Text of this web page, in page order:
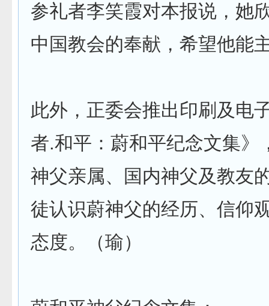
参礼者李笑霞对本报说，她
中国教会的奉献，希望他能
此外，正委会推出印刷及电
者.和平：蔚和平纪念文集》
神父亲属、国内神父及教友
徒认识蔚神父的经历、信仰
态度。（瑜）